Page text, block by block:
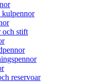
och stift
reservoar